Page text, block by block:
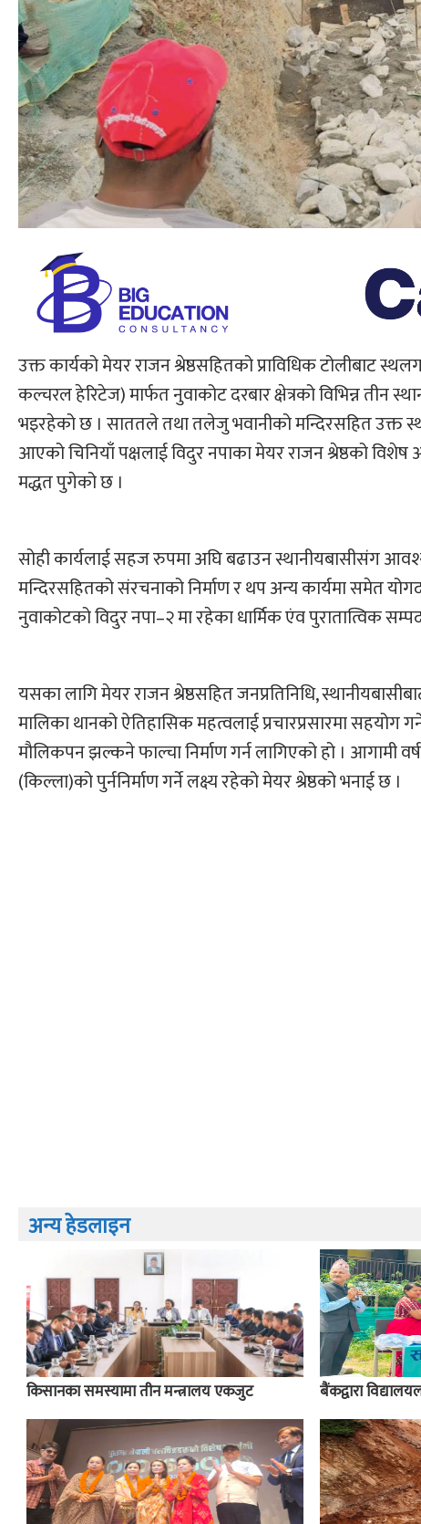
उक्त कार्यको मेयर राजन श्रेष्ठसहितको प्राविधिक टोलीबाट
कल्चरल हेरिटेज) मार्फत नुवाकोट दरबार क्षेत्रको विभिन्न तीन
भइरहेको छ । साततले तथा तलेजु भवानीको मन्दिरसहित उक्त
आएको चिनियाँ पक्षलाई विदुर नपाका मेयर राजन श्रेष्ठको
मद्धत पुगेको छ ।
सोही कार्यलाई सहज रुपमा अघि बढाउन स्थानीयबासीसंग
मन्दिरसहितको संरचनाको निर्माण र थप अन्य कार्यमा समेत
नुवाकोटको विदुर नपा–२ मा रहेका धार्मिक एंव पुरातात्विक
यसका लागि मेयर राजन श्रेष्ठसहित जनप्रतिनिधि,
मालिका थानको ऐतिहासिक महत्वलाई प्रचारप्रसारमा सहयोग
मौलिकपन झल्कने फाल्चा निर्माण गर्न लागिएको हो । आगामी
(किल्ला)को पुर्ननिर्माण गर्ने लक्ष्य रहेको मेयर श्रेष्ठको भनाई छ ।
अन्य हेडलाइन
किसानका समस्यामा तीन मन्त्रालय एकजुट बैंकद्वारा